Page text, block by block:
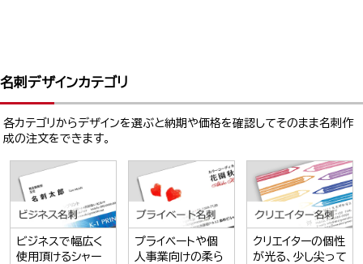
名刺デザインカテゴリ
各カテゴリからデザインを選ぶと納期や価格を確認してそのまま名刺作
成の注文をできます。
ビジネスで幅広く
使用頂けるシャー
プライベートや個
人事業向けの柔ら
クリエイターの個性
が光る、少し尖って